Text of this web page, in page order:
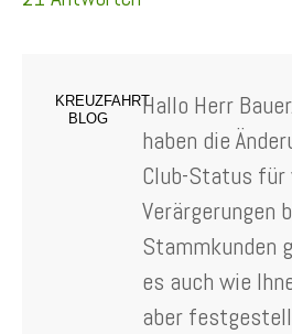
KREUZFAHRT
BLOG
Hallo Herr
haben die
Club-Status für
Verärgerungen
Stammkunden
es auch wie
aber